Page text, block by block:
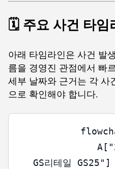
🗓️ 주요 사건 타임
아래 타임라인은 사건 발
름을 경영진 관점에서 빠
세부 날짜와 근거는 각 사
으로 확인해야 합니다.
GS리테일